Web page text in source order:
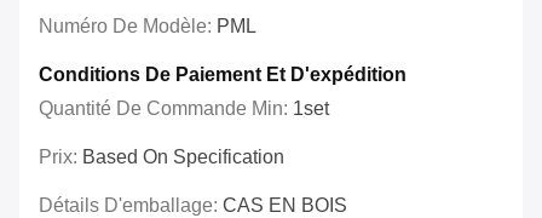
Numéro De Modèle: PML
Conditions De Paiement Et D'expédition
Quantité De Commande Min: 1set
Prix: Based On Specification
Détails D'emballage: CAS EN BOIS